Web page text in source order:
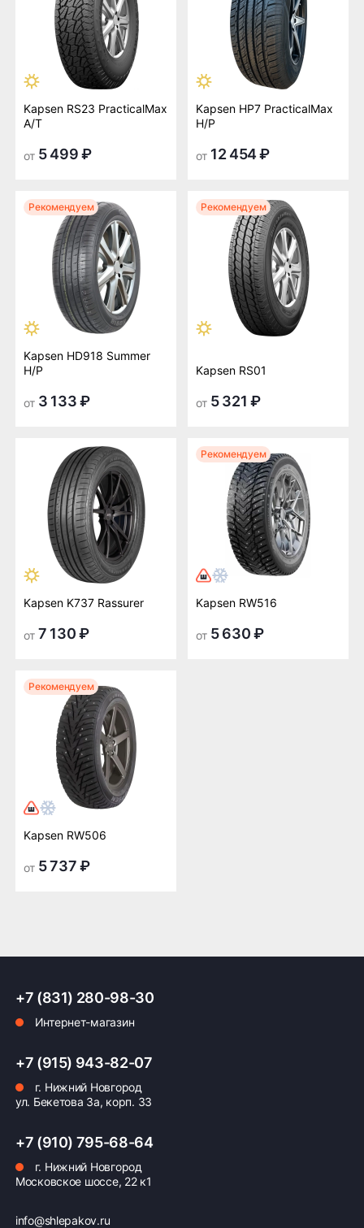
Kapsen RS23 PracticalMax
A/T
от 5 499 ₽
Kapsen HP7 PracticalMax
H/P
от 12 454 ₽
Рекомендуем
Kapsen HD918 Summer
H/P
от 3 133 ₽
Рекомендуем
Kapsen RS01
от 5 321 ₽
Kapsen K737 Rassurer
от 7 130 ₽
Рекомендуем
Kapsen RW516
от 5 630 ₽
Рекомендуем
Kapsen RW506
от 5 737 ₽
+7 (831) 280-98-30
Интернет-магазин
+7 (915) 943-82-07
г. Нижний Новгород
ул. Бекетова 3а, корп. 33
+7 (910) 795-68-64
г. Нижний Новгород
Московское шоссе, 22 к1
info@shlepakov.ru